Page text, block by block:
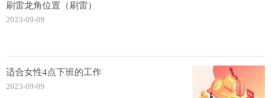
刷雷龙角位置（刷雷）
2023-09-09
适合女性4点下班的工作
2023-09-09